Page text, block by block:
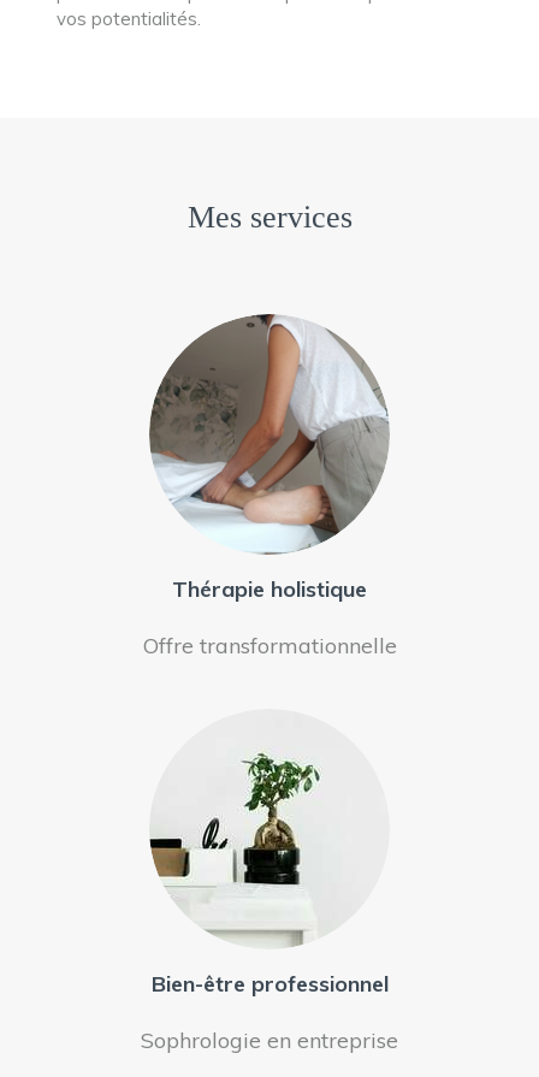
vos potentialités.
Mes services
Thérapie holistique
Offre transformationnelle
Bien-être professionnel
Sophrologie en entreprise